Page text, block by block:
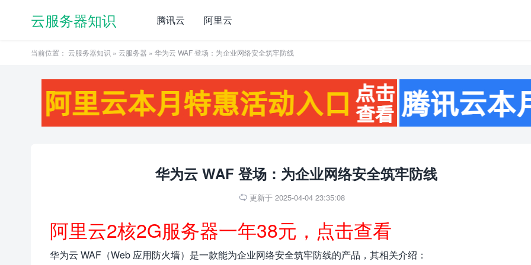
云服务器知识 腾讯云 阿里云
当前位置： 云服务器知识 » 云服务器 » 华为云 WAF 登场：为企业网络安全筑牢防线
华为云 WAF 登场：为企业网络安全筑牢防线
 更新于 2025-04-04 23:35:08
阿里云2核2G服务器一年38元，点击查看
华为云 WAF（Web 应用防火墙）是一款能为企业网络安全筑牢防线的产品，其相关介绍：